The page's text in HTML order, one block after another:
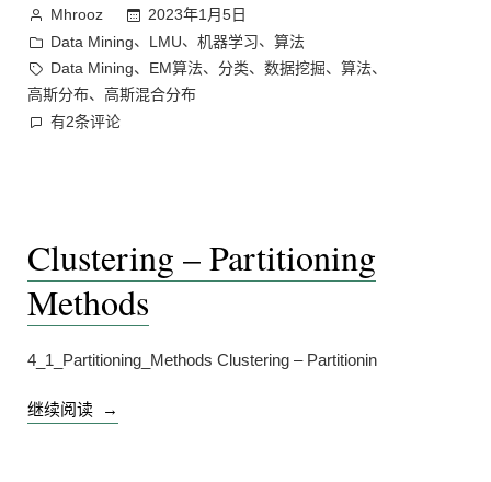
作
者：
Mhrooz
2023年1月5日
发
布
于
Data Mining、 LMU、 机器学习、 算法
标
签：
Data Mining、 EM算法、 分类、 数据挖掘、 算法、
高斯分布、 高斯混合分布
Clustering
Methods
(1)
有2条评论
Clustering – Partitioning
Methods
4_1_Partitioning_Methods Clustering – Partitionin
继续阅读“Clustering